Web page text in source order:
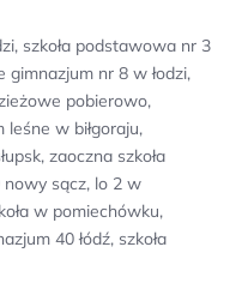
szkoła podstawowa nr 3
gimnazjum nr 8 w łodzi,
pobierowo,
w biłgoraju,
zaoczna szkoła
sącz, lo 2 w
w pomiechówku,
40 łódź, szkoła